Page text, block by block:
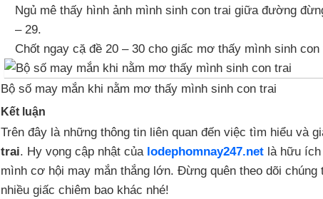
Ngủ mê thấy hình ảnh mình sinh con trai giữa đường
– 29.
Chốt ngay cặ đề 20 – 30 cho giấc mơ thấy mình sinh con
Bộ số may mắn khi nằm mơ thấy mình sinh con trai
Kết luận
Trên đây là những thông tin liên quan đến việc tìm hiểu và
trai. Hy vọng cập nhật của lodephomnay247.net là hữu
mình cơ hội may mắn thắng lớn. Đừng quên theo dõi chúng
nhiều giấc chiêm bao khác nhé!